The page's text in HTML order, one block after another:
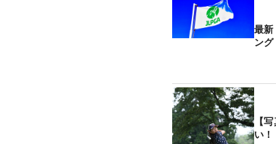
最
ング
【
い